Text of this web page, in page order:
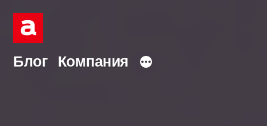
Перейти
содержимому
Блог Компания